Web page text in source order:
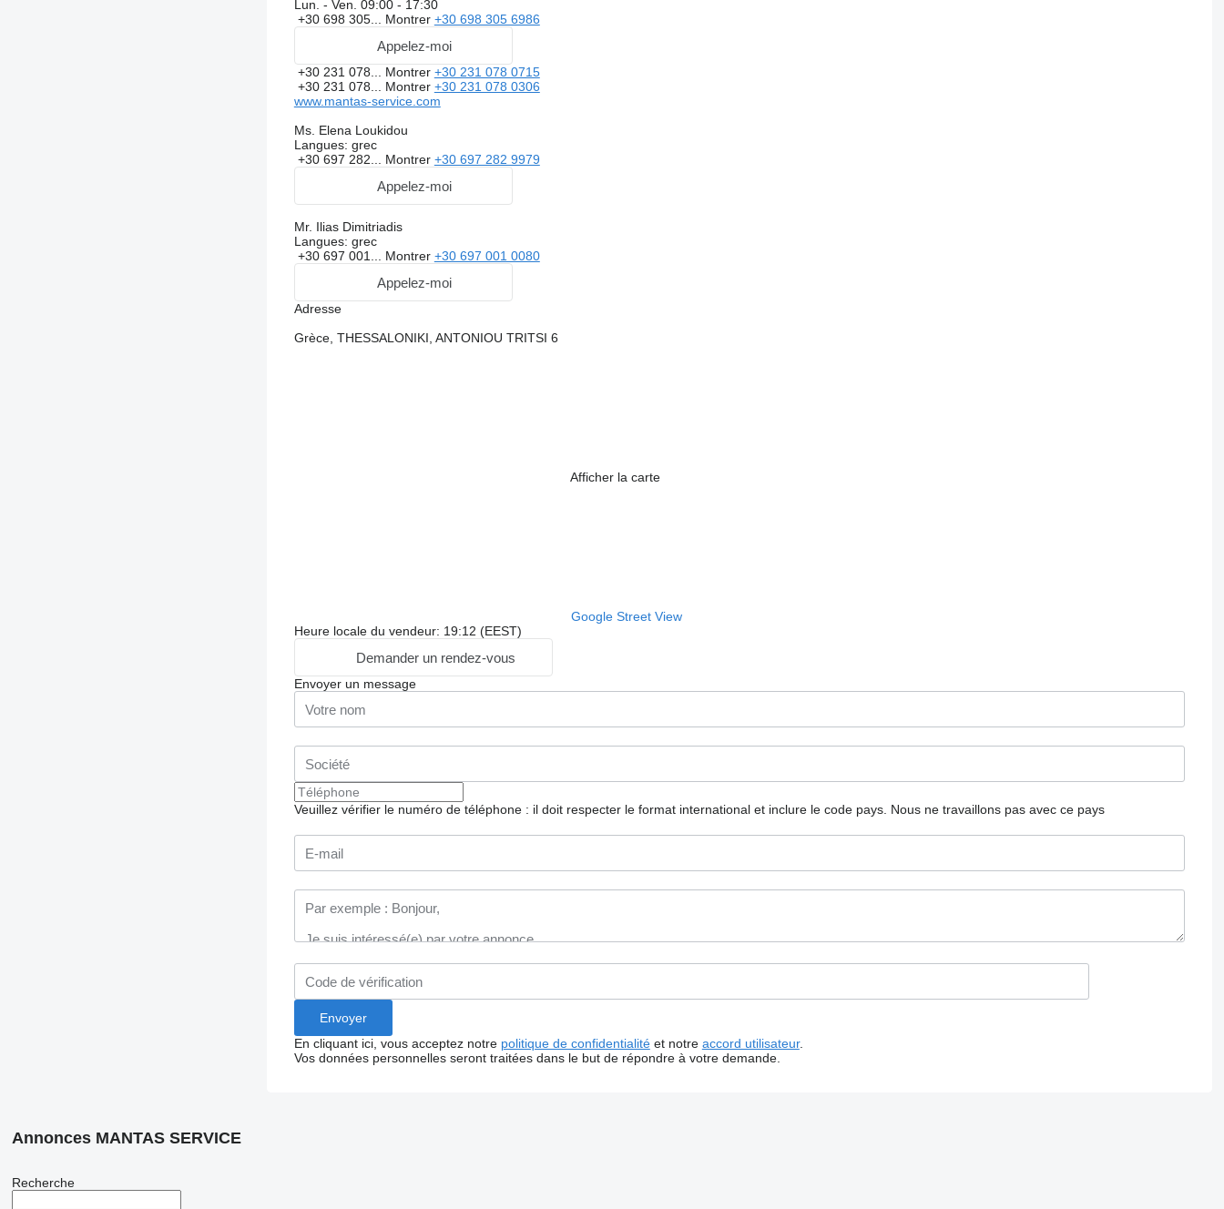
Lun. - Ven. 09:00 - 17:30
+30 698 305... Montrer +30 698 305 6986
Appelez-moi
+30 231 078... Montrer +30 231 078 0715
+30 231 078... Montrer +30 231 078 0306
www.mantas-service.com
Ms. Elena Loukidou
Langues: grec
+30 697 282... Montrer +30 697 282 9979
Appelez-moi
Mr. Ilias Dimitriadis
Langues: grec
+30 697 001... Montrer +30 697 001 0080
Appelez-moi
Adresse
Grèce, THESSALONIKI, ANTONIOU TRITSI 6
Afficher la carte
Google Street View
Heure locale du vendeur: 19:12 (EEST)
Demander un rendez-vous
Envoyer un message
Veuillez vérifier le numéro de téléphone : il doit respecter le format international et inclure le code pays. Nous ne travaillons pas avec ce pays
En cliquant ici, vous acceptez notre politique de confidentialitéet notre accord utilisateur.
Vos données personnelles seront traitées dans le but de répondre à votre demande.
Annonces MANTAS SERVICE
Recherche